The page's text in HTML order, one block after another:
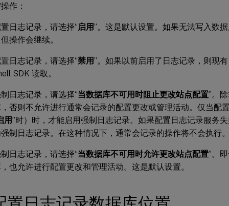
作：
日志记录，请选择“启用”。这是默认设置。如果无法写入数
操作会继续。
日志记录，请选择“禁用”。如果以前启用了日志记录，则现
SDK 读取。
日志记录，请选择“当数据库不可用时阻止更改站点配置”。
否则不允许进行通常会记录的配置更改或管理活动。仅当配
用”时）时，才能启用强制日志记录。如果配置日志记录服务
制日志记录。在这种情况下，通常会记录的操作将不会执行
日志记录，请选择“当数据库不可用时允许更改站点配置”。
也允许进行配置更改和管理活动。这是默认设置。